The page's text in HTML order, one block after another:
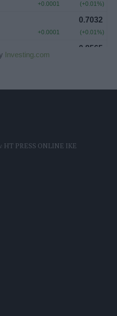
Investing.com
HT PRESS ONLINE IKE